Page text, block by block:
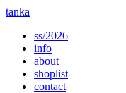
tanka
ss/2026
info
about
shoplist
contact